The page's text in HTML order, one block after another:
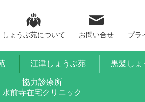
プラ
お問い合せ
しょうぶ苑について
江津しょうぶ苑 黒髪しょ
協力診療所
水前寺在宅クリニック